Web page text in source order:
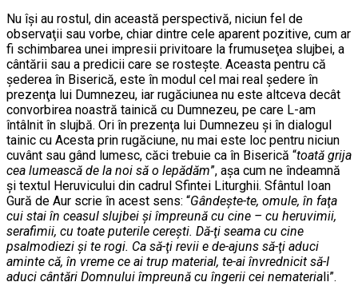
Nu îşi au rostul, din această perspectivă, niciun fel de
observaţii sau vorbe, chiar dintre cele aparent pozitive, cum ar
fi schimbarea unei impresii privitoare la frumuseţea slujbei, a
cântării sau a predicii care se rosteşte. Aceasta pentru că
şederea în Biserică, este în modul cel mai real şedere în
prezenţa lui Dumnezeu, iar rugăciunea nu este altceva decât
convorbirea noastră tainică cu Dumnezeu, pe care L-am
întâlnit în slujbă. Ori în prezenţa lui Dumnezeu şi în dialogul
tainic cu Acesta prin rugăciune, nu mai este loc pentru niciun
cuvânt sau gând lumesc, căci trebuie ca în Biserică “toată grija
cea lumească de la noi să o lepădăm”, aşa cum ne îndeamnă
şi textul Heruvicului din cadrul Sfintei Liturghii. Sfântul Ioan
Gură de Aur scrie în acest sens: “Gândeşte-te, omule, în faţa
cui stai în ceasul slujbei şi împreună cu cine – cu heruvimii,
serafimii, cu toate puterile cereşti. Dă-ţi seama cu cine
psalmodiezi şi te rogi. Ca să-ţi revii e de-ajuns să-ţi aduci
aminte că, în vreme ce ai trup material, te-ai învrednicit să-I
aduci cântări Domnului împreună cu îngerii cei nemateria li”.